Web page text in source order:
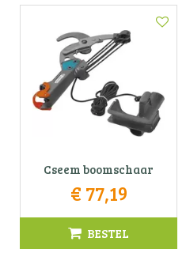
Cseem boomschaar
€ 77,19
BESTEL